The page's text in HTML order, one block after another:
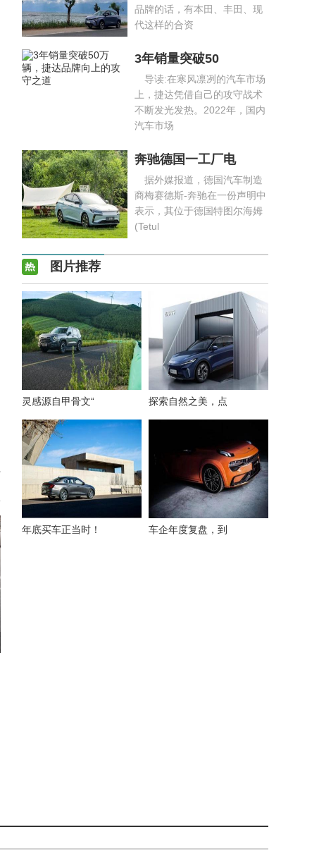
品牌的话，有本田、丰田、现
代这样的合资
3年销量突破50
导读:在寒风凛冽的汽车市场
上，捷达凭借自己的攻守战术
不断发光发热。2022年，国内
汽车市场
奔驰德国一工厂电
据外媒报道，德国汽车制造
商梅赛德斯-奔驰在一份声明中
表示，其位于德国特图尔海姆
(Tetul
图片推荐
灵感源自甲骨文“ 探索自然之美，点
年底买车正当时！ 车企年度复盘，到